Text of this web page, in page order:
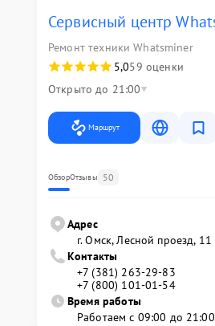
Сервисный центр
Ремонт техники Whatsminer
5,059 оценки
Открыто до 21:00
Маршрут
ОбзорОтзывы 50
Адрес
г. Омск, ​Лесной проезд, 11
Контакты
+7 (381) 263-29-83
+7 (800) 101-01-54
Время работы
Работаем с 09:00 до 21:00